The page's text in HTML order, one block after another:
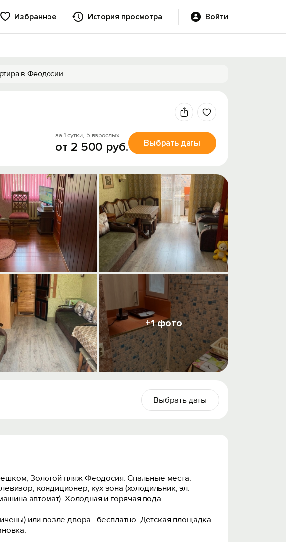
Избранное История просмотра Войти
в Феодосии
+1 фото
за 1 сутки, 5 взрослых
от 2 500 руб. Выбрать даты
Выбрать даты
Золотой пляж Феодосия. Спальные места:
кондиционер, кух зона (холодильник, эл.
автомат). Холодная и горячая вода
или возле двора - бесплатно. Детская площадка.